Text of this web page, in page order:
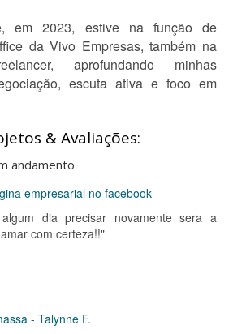
em 2023, estive na função de
da Vivo Empresas, também na
aprofundando minhas
escuta ativa e foco em
& Avaliações:
andamento
empresarial no facebook
dia precisar novamente sera a
com certeza!!"
- Talynne F.